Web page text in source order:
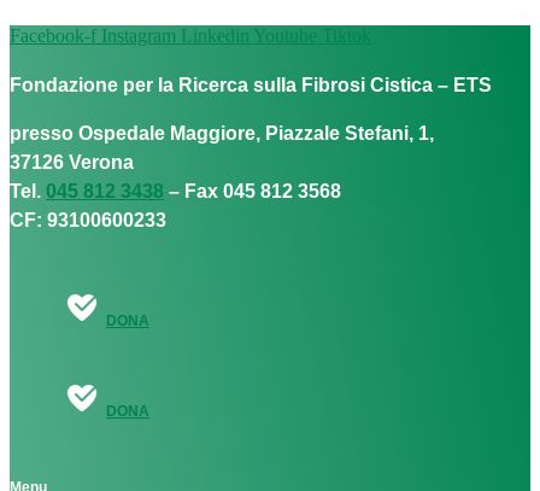
Facebook-f Instagram Linkedin Youtube Tiktok
Fondazione per la Ricerca sulla Fibrosi Cistica – ETS
presso Ospedale Maggiore, Piazzale Stefani, 1,
37126 Verona
Tel. 045 812 3438 – Fax 045 812 3568
CF: 93100600233
DONA
DONA
Menu